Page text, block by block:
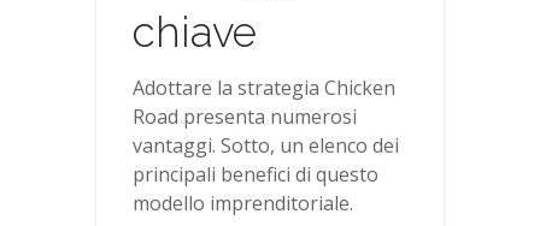
chiave
Adottare la strategia Chicken
Road presenta numerosi
vantaggi. Sotto, un elenco dei
principali benefici di questo
modello imprenditoriale.